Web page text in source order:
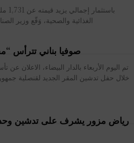
الغذائية والصحية، وَقّع وزير
صوفيا بناني تترأس
تم اليوم الأربعاء بالدار البيضاء،
خلال حفل تدشين المقر الجديد لقنصلية
رياض مزور يشرف على تدشين